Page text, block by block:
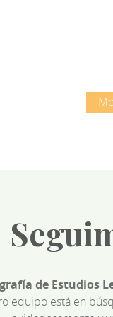
de Estudios
equipo está en